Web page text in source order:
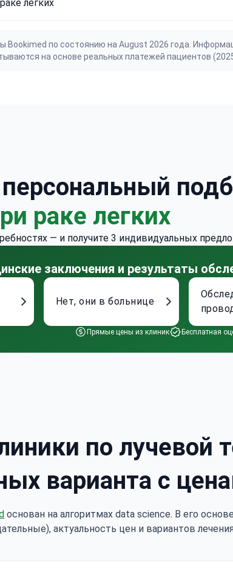
легких
по состоянию на August 2026 года.
на основе реальных платежей пациентов
раке легких
— и получите 3 индивидуальных
заключения и результаты
Нет, они в больнице
Прямые цены из клиник Бесплатная
по лучевой
варианта с
основан на алгоритмах data science. В его
актуальность цен и вариантов